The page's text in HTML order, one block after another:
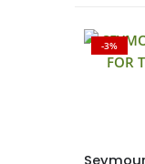
-3%